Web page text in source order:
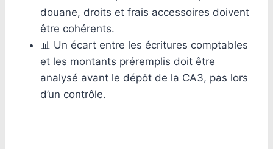
douane, droits et frais accessoires doivent
être cohérents.
📊 Un écart entre les écritures comptables
et les montants préremplis doit être
analysé avant le dépôt de la CA3, pas lors
d’un contrôle.